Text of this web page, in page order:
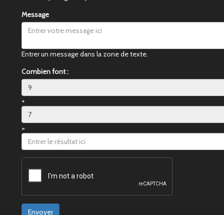
Message
Entrer un message dans la zone de texte.
Combien font :
+
=
Envoyer